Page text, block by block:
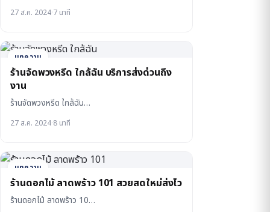
27 ส.ค. 2024·7 นาที
บทความ
ร้านจัดพวงหรีด ใกล้ฉัน บริการส่งด่วนถึง
งาน
ร้านจัดพวงหรีด ใกล้ฉัน…
27 ส.ค. 2024·8 นาที
บทความ
ร้านดอกไม้ ลาดพร้าว 101 สวยสดใหม่ส่งไว
ร้านดอกไม้ ลาดพร้าว 10…